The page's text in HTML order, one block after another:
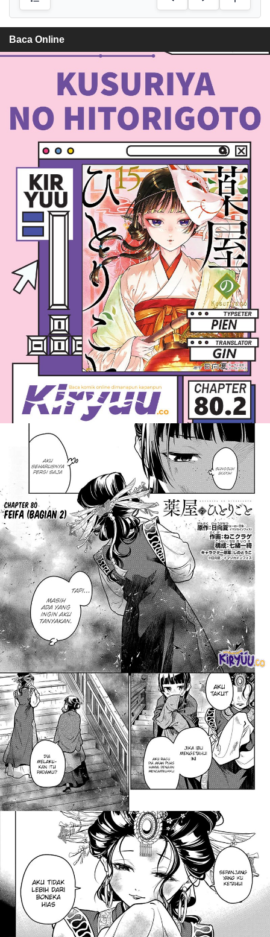
Baca Online